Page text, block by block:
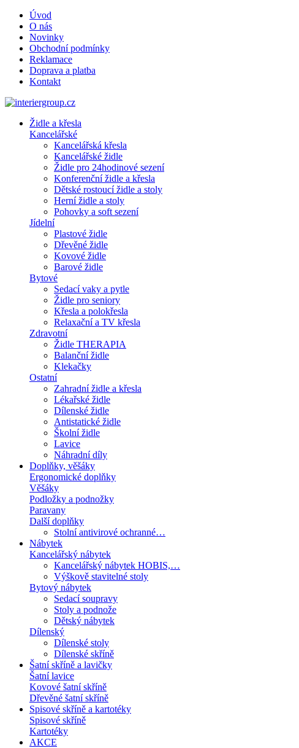
Úvod
O nás
Novinky
Obchodní podmínky
Reklamace
Doprava a platba
Kontakt
Židle a křesla
Kancelářské
Kancelářská křesla
Kancelářské židle
Židle pro 24hodinové sezení
Konferenční židle a křesla
Dětské rostoucí židle a stoly
Herní židle a stoly
Pohovky a soft sezení
Jídelní
Plastové židle
Dřevěné židle
Kovové židle
Barové židle
Bytové
Sedací vaky a pytle
Židle pro seniory
Křesla a polokřesla
Relaxační a TV křesla
Zdravotní
Židle THERAPIA
Balanční židle
Klekačky
Ostatní
Zahradní židle a křesla
Lékařské židle
Dílenské židle
Antistatické židle
Školní židle
Lavice
Náhradní díly
Doplňky, věšáky
Ergonomické doplňky
Věšáky
Podložky a podnožky
Paravany
Další doplňky
Stolní antivirové ochranné…
Nábytek
Kancelářský nábytek
Kancelářský nábytek HOBIS,…
Výškově stavitelné stoly
Bytový nábytek
Sedací soupravy
Stoly a podnože
Dětský nábytek
Dílenský
Dílenské stoly
Dílenské skříně
Šatní skříně a lavičky
Šatní lavice
Kovové šatní skříně
Dřevěné šatní skříně
Spisové skříně a kartotéky
Spisové skříně
Kartotéky
AKCE